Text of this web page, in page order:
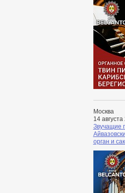
Москва
14
Звучащие
орган и